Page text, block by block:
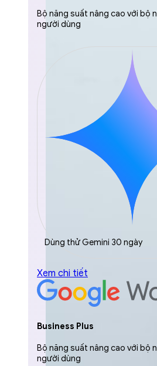
Bộ năng suất nâng cao với bộ
người dùng
Dùng thử Gemini 30 ngày
Xem chi tiết
Business Plus
Bộ năng suất nâng cao với bộ
người dùng